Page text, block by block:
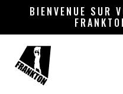
BIENVENUE SUR